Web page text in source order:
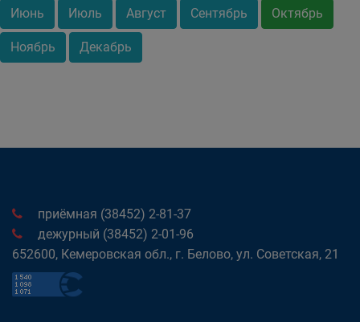
Июнь Июль Август Сентябрь Октябрь
Ноябрь Декабрь
приёмная (38452) 2-81-37
дежурный (38452) 2-01-96
652600, Кемеровская обл., г. Белово, ул. Советская, 21